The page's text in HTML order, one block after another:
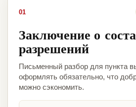
01
Заключение о
разрешений
Письменный разбор для пункта
оформлять обязательно, что
можно сэкономить.